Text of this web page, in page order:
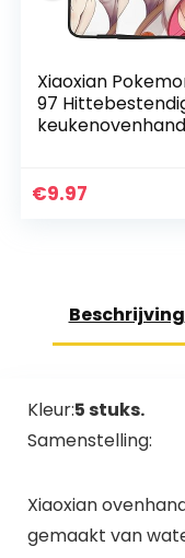
Xiaoxian
97
n en
€9.97
Beschrijving
Kleur:5 stuks.
Samenstelling:
Xiaoxian
gemaakt van